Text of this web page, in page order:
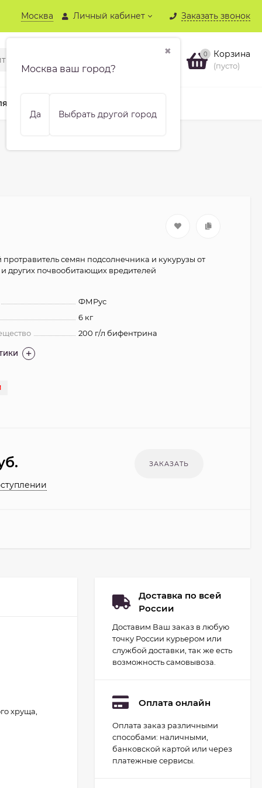
Москва
✖
Москва ваш город?
Да Выбрать другой город
Личный кабинет Заказать звонок
0 Корзина
(пусто)
хвойных
семян подсолнечника и кукурузы от
других почвообитающих вредителей
ФМРус
6 кг
200 г/л бифентрина
хруща,
Доставка по всей
России
Доставим Ваш заказ в любую
точку России курьером или
службой доставки, так же есть
возможность самовывоза.
Оплата онлайн
Оплата заказ различными
способами: наличными,
банковской картой или через
платежные сервисы.
Набор для
гидропоники Uniel
минисад Aqua.
Светильник для
растений
2 093 руб.
1 700руб.